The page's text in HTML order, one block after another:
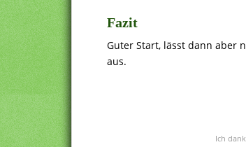
Fazit
Guter Start, lässt dann aber
aus.
Ich